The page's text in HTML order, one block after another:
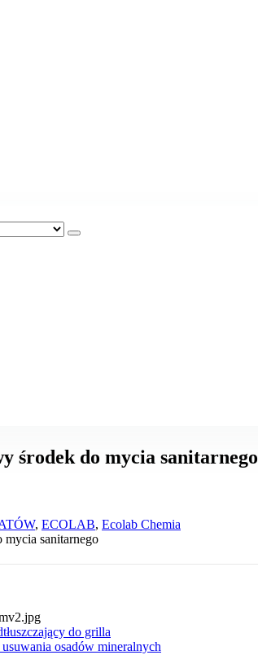
środek do mycia sanitarnego
, ECOLAB, Ecolab Chemia
mycia sanitarnego
do grilla
osadów mineralnych